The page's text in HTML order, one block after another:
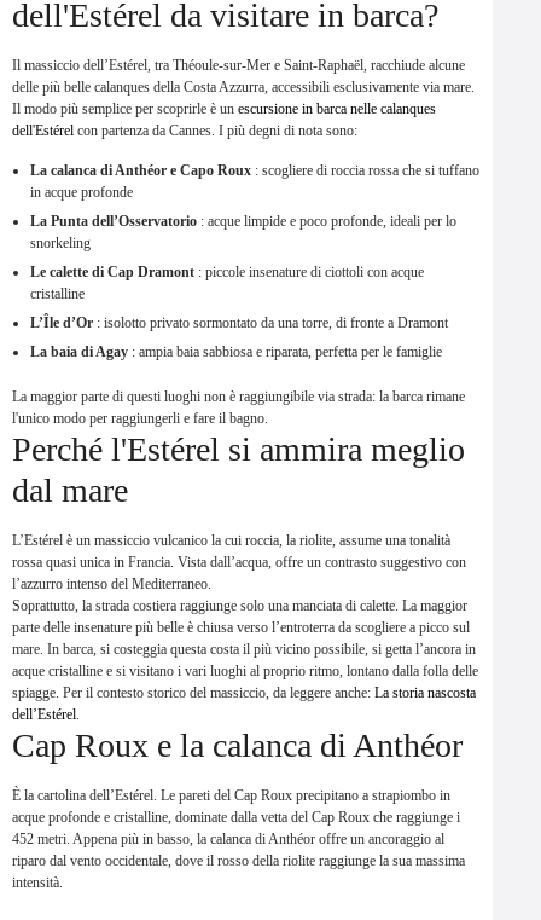
dell'Estérel da visitare in barca?
Il massiccio dell’Estérel, tra Théoule-sur-Mer e Saint-Raphaël, racchiude alcune
delle più belle calanques della Costa Azzurra, accessibili esclusivamente via mare.
Il modo più semplice per scoprirle è un escursione in barca nelle calanques
dell'Estérel con partenza da Cannes. I più degni di nota sono:
La calanca di Anthéor e Capo Roux : scogliere di roccia rossa che si tuffano
in acque profonde
La Punta dell’Osservatorio : acque limpide e poco profonde, ideali per lo
snorkeling
Le calette di Cap Dramont : piccole insenature di ciottoli con acque
cristalline
L’Île d’Or : isolotto privato sormontato da una torre, di fronte a Dramont
La baia di Agay : ampia baia sabbiosa e riparata, perfetta per le famiglie
La maggior parte di questi luoghi non è raggiungibile via strada: la barca rimane
l'unico modo per raggiungerli e fare il bagno.
Perché l'Estérel si ammira meglio
dal mare
L’Estérel è un massiccio vulcanico la cui roccia, la riolite, assume una tonalità
rossa quasi unica in Francia. Vista dall’acqua, offre un contrasto suggestivo con
l’azzurro intenso del Mediterraneo.
Soprattutto, la strada costiera raggiunge solo una manciata di calette. La maggior
parte delle insenature più belle è chiusa verso l’entroterra da scogliere a picco sul
mare. In barca, si costeggia questa costa il più vicino possibile, si getta l’ancora in
acque cristalline e si visitano i vari luoghi al proprio ritmo, lontano dalla folla delle
spiagge. Per il contesto storico del massiccio, da leggere anche: La storia nascosta
dell’Estérel
Cap Roux e la calanca di Anthéor
È la cartolina dell’Estérel. Le pareti del Cap Roux precipitano a strapiombo in
acque profonde e cristalline, dominate dalla vetta del Cap Roux che raggiunge i
452 metri. Appena più in basso, la calanca di Anthéor offre un ancoraggio al
riparo dal vento occidentale, dove il rosso della riolite raggiunge la sua massima
intensità.